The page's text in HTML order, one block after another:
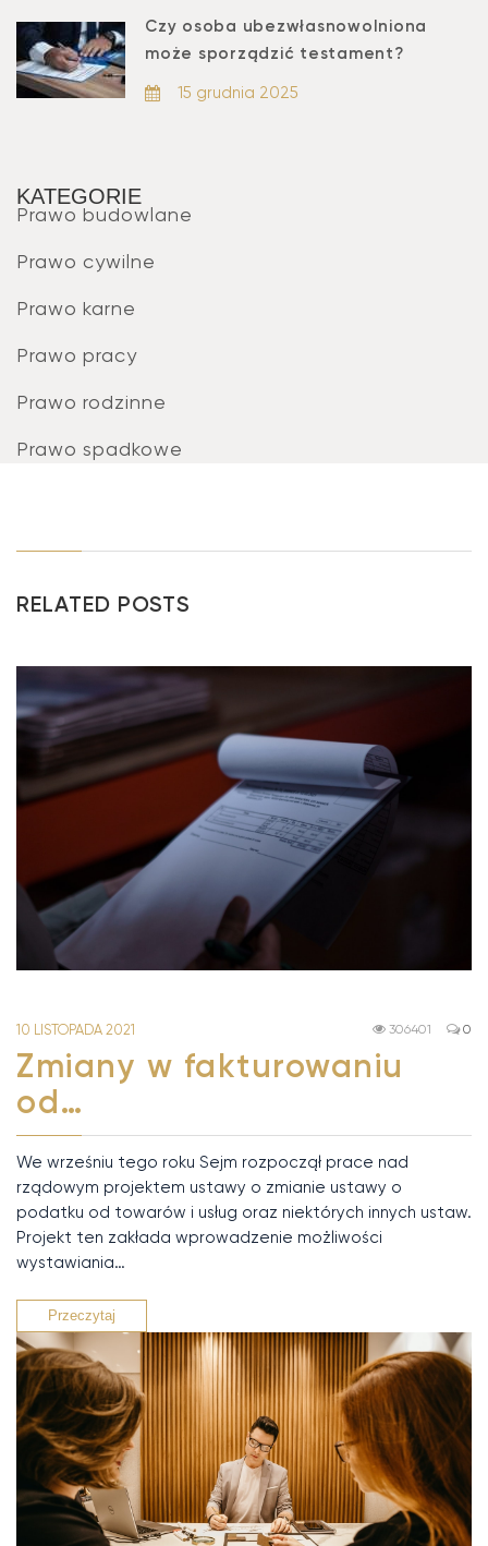
Czy osoba ubezwłasnowolniona
może sporządzić testament?
15 grudnia 2025
KATEGORIE
Prawo budowlane
Prawo cywilne
Prawo karne
Prawo pracy
Prawo rodzinne
Prawo spadkowe
RELATED POSTS
10 LISTOPADA 2021 0
306401
Zmiany w fakturowaniu
od…
We wrześniu tego roku Sejm rozpoczął prace nad
rządowym projektem ustawy o zmianie ustawy o
podatku od towarów i usług oraz niektórych innych ustaw.
Projekt ten zakłada wprowadzenie możliwości
wystawiania…
Przeczytaj